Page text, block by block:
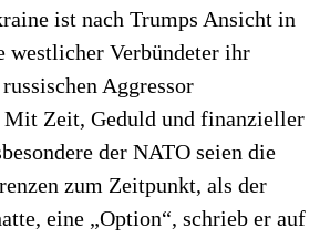
ist nach Trumps Ansicht in
westlicher Verbündeter ihr
Aggressor
Mit Zeit, Geduld und finanzieller
der NATO seien die
zum Zeitpunkt, als der
eine „Option“, schrieb er auf